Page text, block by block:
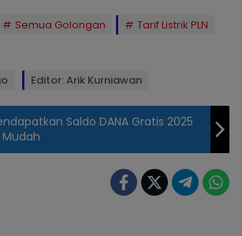
Semua Golongan
Tarif Listrik PLN
Editor: Arik Kurniawan
Saldo DANA Gratis 2025